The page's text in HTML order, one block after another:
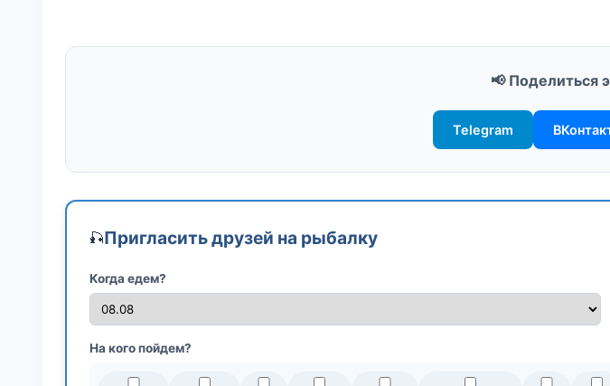
📢 Поделиться
Telegram
🎣Пригласить друзей на рыбалку
Когда едем?
На кого пойдем?